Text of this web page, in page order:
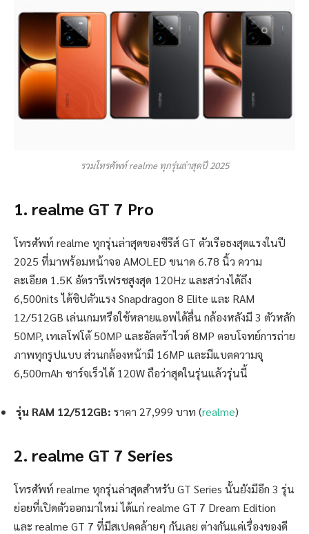
รวมโทรศัพท์ realme ทุกรุ่นล่าสุดปี 2025
1. realme GT 7 Pro
โทรศัพท์ realme ทุกรุ่นล่าสุดของซีรีส์ GT ตัวเรือธงสุดแรงในปี
2025 ที่มาพร้อมหน้าจอ AMOLED ขนาด 6.78 นิ้ว ความ
ละเอียด 1.5K อัตรารีเฟรชสูงสุด 120Hz และสว่างได้ถึง
6,500nits ได้ชิปตัวแรง Snapdragon 8 Elite และ RAM
12/512GB เล่นเกมหรือใช้หลายแอพได้ลื่น กล้องหลังมี 3 ตัวหลัก
50MP, เทเลโฟโต้ 50MP และอัลตร้าไวด์ 8MP ตอบโจทย์การถ่าย
ภาพทุกรูปแบบ ส่วนกล้องหน้ามี 16MP และมีแบตความจุ
6,500mAh ชาร์จเร็วได้ 120W ถือว่าสุดในรุ่นแล้วรุ่นนี้
รุ่น RAM 12/512GB: ราคา 27,999 บาท (realme)
2. realme GT 7 Series
โทรศัพท์ realme ทุกรุ่นล่าสุดสำหรับ GT Series นั้นยังมีอีก 3 รุ่น
ย่อยที่เปิดตัวออกมาใหม่ ได้แก่ realme GT 7 Dream Edition
และ realme GT 7 ที่มีสเปคคล้ายๆ กันเลย ต่างกันแค่เรื่องของดี